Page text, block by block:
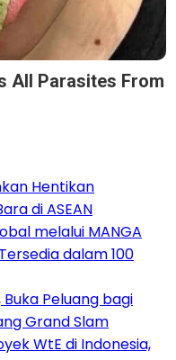
All Parasites From
Hentikan
di ASEAN
melalui MANGA
dalam 100
Buka Peluang bagi
Grand Slam
WtE di Indonesia,